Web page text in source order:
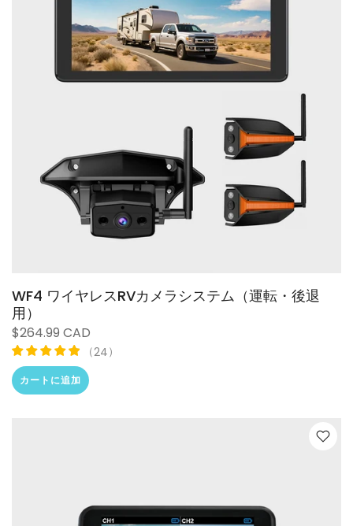
WF4 ワイヤレスRVカメラシステム（運転・後退
用）
$264.99 CAD
（24）
カートに追加